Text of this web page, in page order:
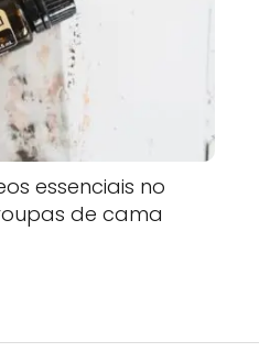
essenciais no
de cama